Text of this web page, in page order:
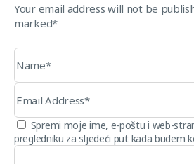
Your email address will not be
marked*
Spremi moje ime, e-poštu i web-
pregledniku za sljedeći put kada budem